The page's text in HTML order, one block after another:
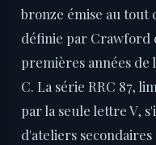
bronze émise au tout
définie par Crawford
premières années de
C. La série RRC 87,
par la seule lettre V,
d'ateliers